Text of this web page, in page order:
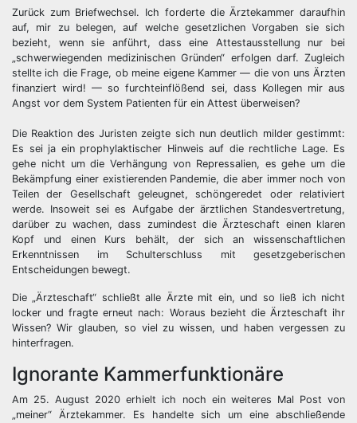
Zurück zum Briefwechsel. Ich forderte die Ärztekammer daraufhin
auf, mir zu belegen, auf welche gesetzlichen Vorgaben sie sich
bezieht, wenn sie anführt, dass eine Attestausstellung nur bei
„schwerwiegenden medizinischen Gründen“ erfolgen darf. Zugleich
stellte ich die Frage, ob meine eigene Kammer — die von uns Ärzten
finanziert wird! — so furchteinflößend sei, dass Kollegen mir aus
Angst vor dem System Patienten für ein Attest überweisen?
Die Reaktion des Juristen zeigte sich nun deutlich milder gestimmt:
Es sei ja ein prophylaktischer Hinweis auf die rechtliche Lage. Es
gehe nicht um die Verhängung von Repressalien, es gehe um die
Bekämpfung einer existierenden Pandemie, die aber immer noch von
Teilen der Gesellschaft geleugnet, schöngeredet oder relativiert
werde. Insoweit sei es Aufgabe der ärztlichen Standesvertretung,
darüber zu wachen, dass zumindest die Ärzteschaft einen klaren
Kopf und einen Kurs behält, der sich an wissenschaftlichen
Erkenntnissen im Schulterschluss mit gesetzgeberischen
Entscheidungen bewegt.
Die „Ärzteschaft“ schließt alle Ärzte mit ein, und so ließ ich nicht
locker und fragte erneut nach: Woraus bezieht die Ärzteschaft ihr
Wissen? Wir glauben, so viel zu wissen, und haben vergessen zu
hinterfragen.
Ignorante Kammerfunktionäre
Am 25. August 2020 erhielt ich noch ein weiteres Mal Post von
„meiner“ Ärztekammer. Es handelte sich um eine abschließende